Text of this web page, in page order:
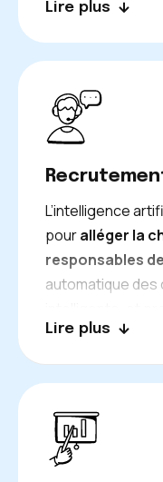
obtention des
la
Lire plus
L’intelligence
pouralléger la
responsables
automatique
fonction des
consacre plus
détaillée des
Lire plus